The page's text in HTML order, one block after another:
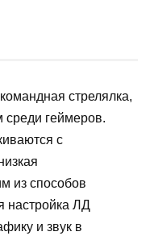
стрелялка,
среди геймеров.
с
из способов
настройка ЛД
и звук в